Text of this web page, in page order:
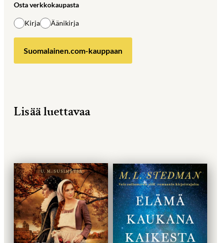
Osta verkkokaupasta
Kirja Äänikirja
Suomalainen.com-kauppaan
Lisää luettavaa